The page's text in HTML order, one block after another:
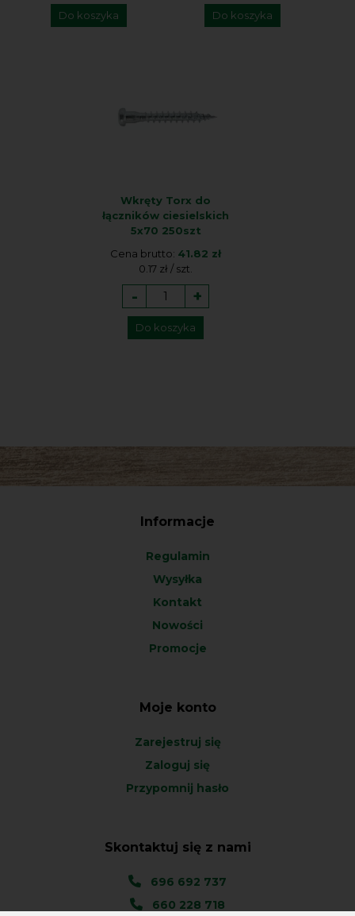
Do koszyka Do koszyka
Wkręty Torx do
łączników ciesielskich
5x70 250szt
Cena brutto: 41.82 zł
0.17 zł / szt.
- +
Do koszyka
Informacje
Regulamin
Wysyłka
Kontakt
Nowości
Promocje
Moje konto
Zarejestruj się
Zaloguj się
Przypomnij hasło
Skontaktuj się z nami
696 692 737
660 228 718